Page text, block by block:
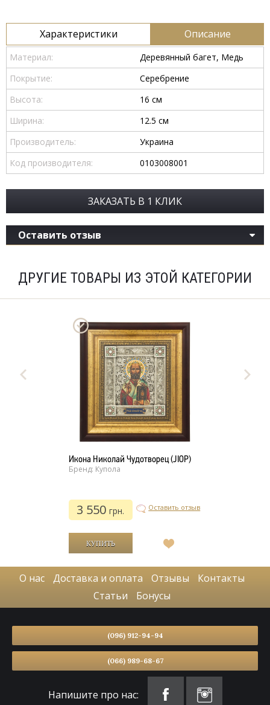
Характеристики Описание
Материал:
Деревянный багет, Медь
Покрытие:
Серебрение
Высота:
16 см
Ширина:
12.5 см
Производитель:
Украина
Код производителя:
0103008001
ЗАКАЗАТЬ В 1 КЛИК
Оставить отзыв
ДРУГИЕ ТОВАРЫ ИЗ ЭТОЙ КАТЕГОРИИ
Икона Николай Чудотворец (JIOP)
Бренд: Купола
3 550грн. Оставить отзыв
желаний
О нас Доставка и оплата Отзывы
Контакты
Статьи
Бонусы
(096) 912-94-94
(066) 989-68-67
Напишите про нас: